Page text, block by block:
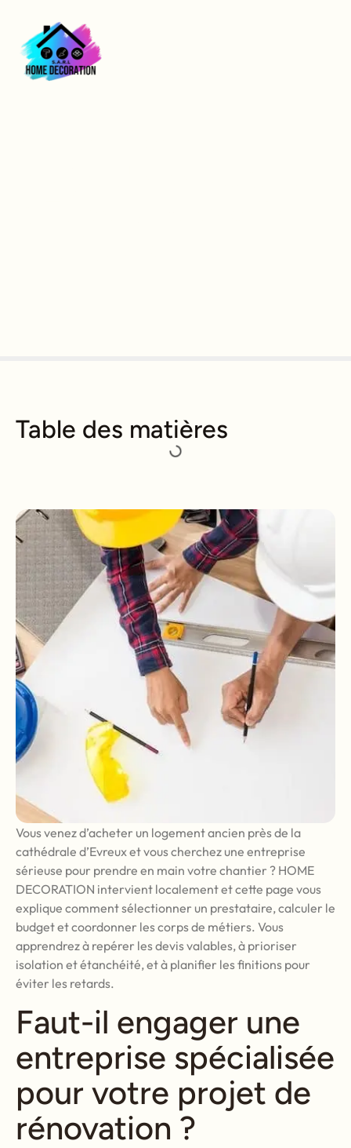
Table des matières
Vous venez d’acheter un logement ancien près de la
cathédrale d’Evreux et vous cherchez une entreprise
sérieuse pour prendre en main votre chantier ? HOME
DECORATION intervient localement et cette page vous
explique comment sélectionner un prestataire, calculer le
budget et coordonner les corps de métiers. Vous
apprendrez à repérer les devis valables, à prioriser
isolation et étanchéité, et à planifier les finitions pour
éviter les retards.
Faut-il engager une
entreprise spécialisée
pour votre projet de
rénovation ?